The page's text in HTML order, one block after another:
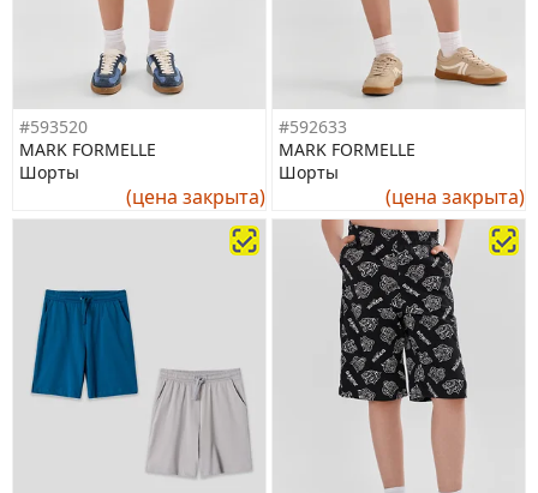
#593520
MARK FORMELLE
Шорты
(цена закрыта)
#592633
MARK FORMELLE
Шорты
(цена закрыта)